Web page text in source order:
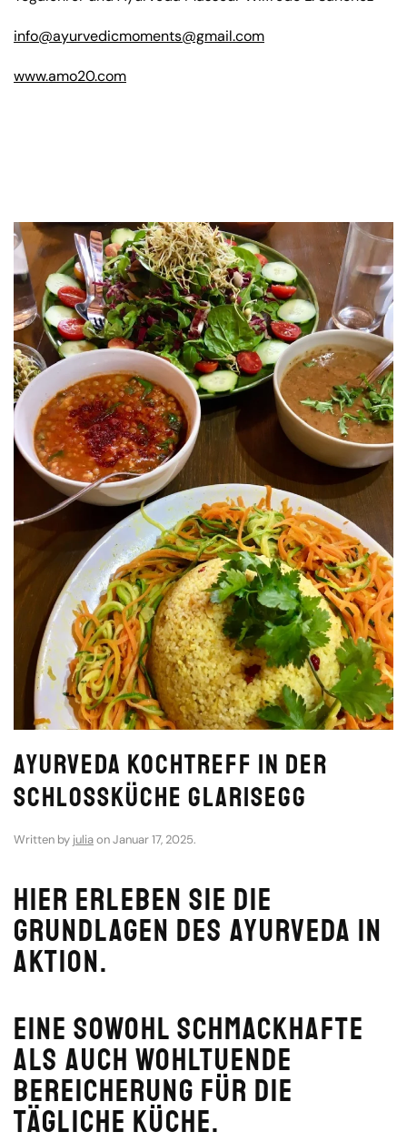
info@ayurvedicmoments@gmail.com
www.amo20.com
Ayurveda Kochtreff in der
Schlossküche Glarisegg
Written by juliaonJanuar 17, 2025.
Hier erleben Sie die
Grundlagen des Ayurveda in
Aktion.
Eine sowohl schmackhafte
als auch wohltuende
Bereicherung für die
tägliche Küche.